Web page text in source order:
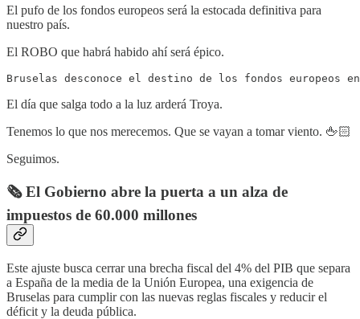
El pufo de los fondos europeos será la estocada definitiva para
nuestro país.
El ROBO que habrá habido ahí será épico.
Bruselas desconoce el destino de los fondos europeos
El día que salga todo a la luz arderá Troya.
Tenemos lo que nos merecemos. Que se vayan a tomar viento. 🖕🏻
Seguimos.
🗞️ El Gobierno abre la puerta a un alza de
impuestos de 60.000 millones
Este ajuste busca cerrar una brecha fiscal del 4% del PIB que separa
a España de la media de la Unión Europea, una exigencia de
Bruselas para cumplir con las nuevas reglas fiscales y reducir el
déficit y la deuda pública.